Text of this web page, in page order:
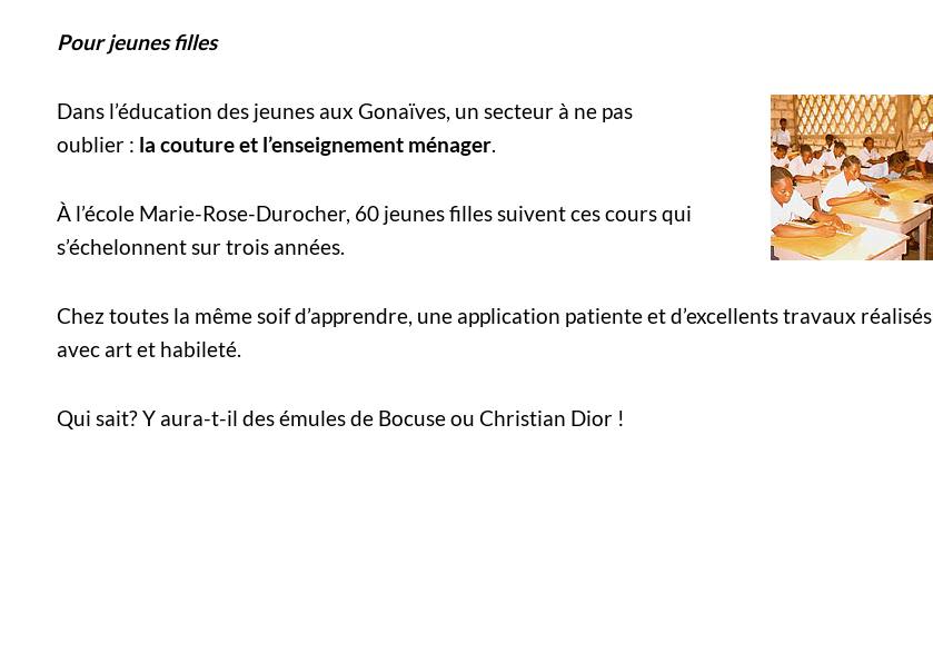
Pour jeunes filles
Dans l’éducation des jeunes aux Gonaïves, un secteur à ne pas
oublier : la couture et l’enseignement ménager.
À l’école Marie-Rose-Durocher, 60 jeunes filles suivent ces cours qui
s’échelonnent sur trois années.
Chez toutes la même soif d’apprendre, une application patiente et d’excellents travaux réalisés
avec art et habileté.
Qui sait? Y aura-t-il des émules de Bocuse ou Christian Dior !